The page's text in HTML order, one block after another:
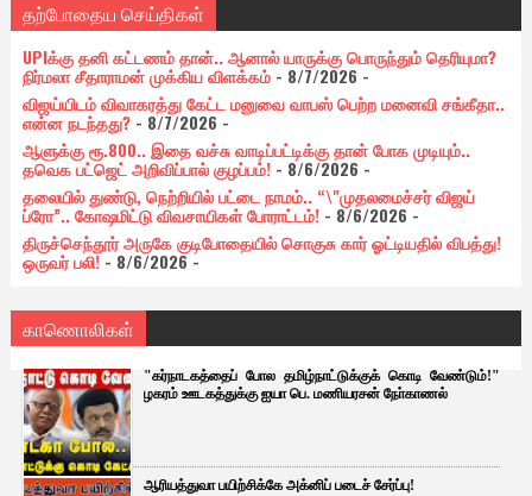
தற்போதைய செய்திகள்
UPIக்கு தனி கட்டணம் தான்.. ஆனால் யாருக்கு பொருந்தும் தெரியுமா?
நிர்மலா சீதாராமன் முக்கிய விளக்கம்- 8/7/2026 -
விஜய்யிடம் விவாகரத்து கேட்ட மனுவை வாபஸ் பெற்ற மனைவி சங்கீதா..
என்ன நடந்தது?- 8/7/2026 -
ஆளுக்கு ரூ.800.. இதை வச்சு வாடிப்பட்டிக்கு தான் போக முடியும்..
தவெக பட்ஜெட் அறிவிப்பால் குழப்பம்!- 8/6/2026 -
தலையில் துண்டு, நெற்றியில் பட்டை நாமம்.. “\"முதலமைச்சர் விஜய்
ப்ரோ”.. கோஷமிட்டு விவசாயிகள் போராட்டம்!- 8/6/2026 -
திருச்செந்தூர் அருகே குடிபோதையில் சொகுசு கார் ஓட்டியதில் விபத்து!
ஒருவர் பலி!- 8/6/2026-
காணொலிகள்
"கர்நாடகத்தைப் போல தமிழ்நாட்டுக்குக் கொடி வேண்டும்!"
ழகரம் ஊடகத்துக்கு ஐயா பெ. மணியரசன் நோ்காணல்
ஆரியத்துவா பயிற்சிக்கே அக்னிப் படைச் சேர்ப்பு!